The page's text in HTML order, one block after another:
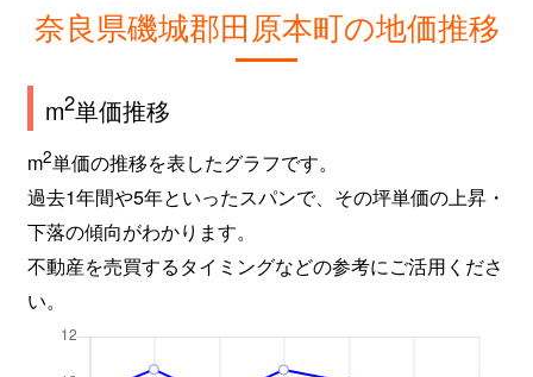
奈良県磯城郡田原本町の地価推移
m2単価推移
m2単価の推移を表したグラフです。
過去1年間や5年といったスパンで、その坪単価の上昇・
下落の傾向がわかります。
不動産を売買するタイミングなどの参考にご活用くださ
い。